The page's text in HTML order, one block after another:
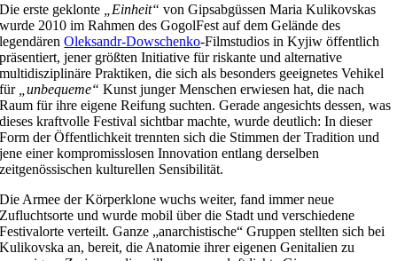
Die erste geklonte
„Einheit“ von Gipsabgüssen Maria Kulikovskas
wurde 2010 im Rahmen des GogolFest auf dem Gelände des
legendärenOleksandr-Dowschenko-Filmstudios in Kyjiw öffentlich
präsentiert, jener größten Initiative für riskante und alternative
multidisziplinäre Praktiken, die sich als besonders geeignetes Vehikel
für
„unbequeme“ Kunst junger Menschen erwiesen hat, die nach
Raum für ihre eigene Reifung suchten. Gerade angesichts dessen, was
dieses kraftvolle Festival sichtbar machte, wurde deutlich: In dieser
Form der Öffentlichkeit trennten sich die Stimmen der Tradition und
jene einer kompromisslosen Innovation entlang derselben
zeitgenössischen kulturellen Sensibilität.
Die Armee der Körperklone wuchs weiter, fand immer neue
Zufluchtsorte und wurde mobil über die Stadt und verschiedene
Festivalorte verteilt. Ganze „anarchistische“ Gruppen stellten sich bei
Kulikovska an, bereit, die Anatomie ihrer eigenen Genitalien zu